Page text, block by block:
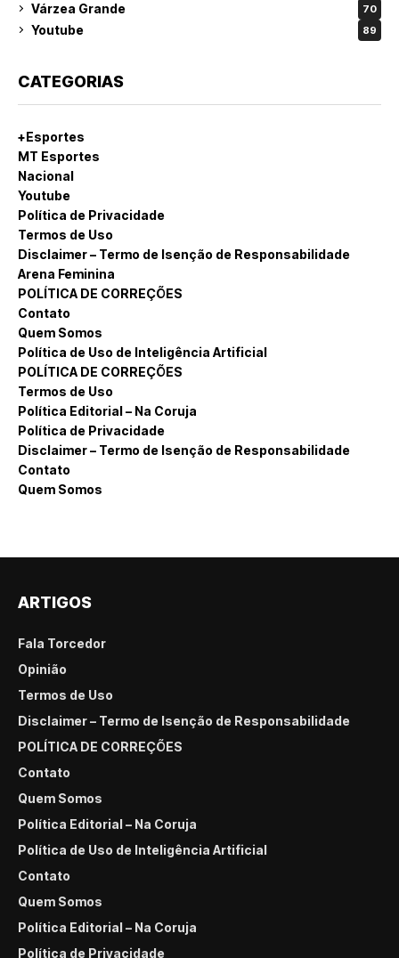
Várzea Grande 70
Youtube 89
CATEGORIAS
+Esportes
MT Esportes
Nacional
Youtube
Política de Privacidade
Termos de Uso
Disclaimer – Termo de Isenção de Responsabilidade
Arena Feminina
POLÍTICA DE CORREÇÕES
Contato
Quem Somos
Política de Uso de Inteligência Artificial
POLÍTICA DE CORREÇÕES
Termos de Uso
Política Editorial – Na Coruja
Política de Privacidade
Disclaimer – Termo de Isenção de Responsabilidade
Contato
Quem Somos
ARTIGOS
Fala Torcedor
Opinião
Termos de Uso
Disclaimer – Termo de Isenção de Responsabilidade
POLÍTICA DE CORREÇÕES
Contato
Quem Somos
Política Editorial – Na Coruja
Política de Uso de Inteligência Artificial
Contato
Quem Somos
Política Editorial – Na Coruja
Política de Privacidade